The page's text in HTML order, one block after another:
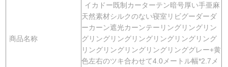
商品名称
イカドー既制カーターテン暗号厚い手亜麻
天然素材シルクのない寝室リビグーダーダ
ーカーン遮光カーンテーリングリングリン
グリングリングリングリングリングリング
リングリングリングリングリンググレー+黄
色左右のツキ合わせて4.0メートル幅*2.7メ